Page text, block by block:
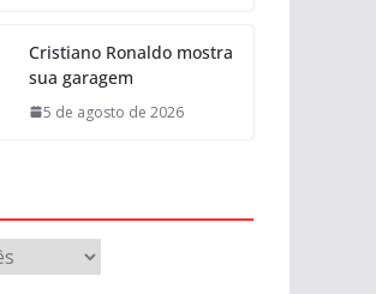
Cristiano Ronaldo mostra
sua garagem
5 de agosto de 2026